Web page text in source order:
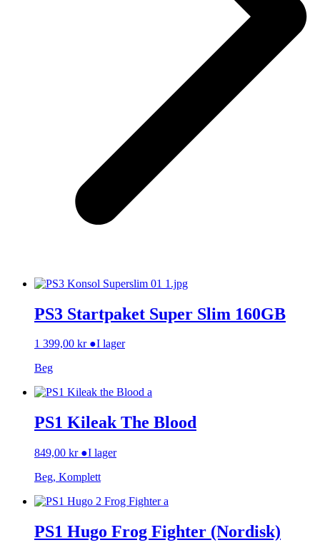
PS3 Startpaket Super Slim 160GB
1 399,00 kr ●I lager
Beg
PS1 Kileak The Blood
849,00 kr ●I lager
Beg, Komplett
PS1 Hugo Frog Fighter (Nordisk)